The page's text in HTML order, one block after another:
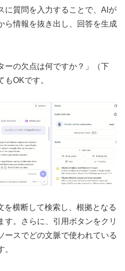
に質問を入力することで、AIが
ら情報を抜き出し、回答を生成
ーの欠点は何ですか？」（下
もOKです。
を横断して検索し、根拠となる
す。さらに、引用ボタンをクリ
ースでどの文脈で使われている